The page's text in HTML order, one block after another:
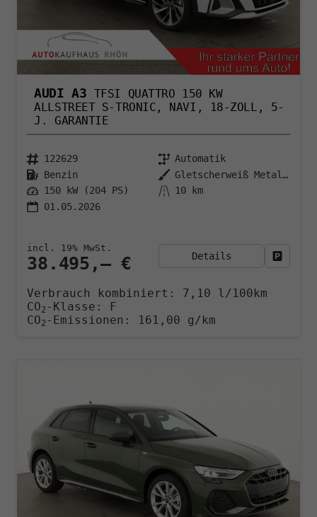
AUDI A3 TFSI QUATTRO 150 KW
ALLSTREET S-TRONIC, NAVI, 18-ZOLL, 5-
J. GARANTIE
122629
Automatik
Benzin
Gletscherweiß Metallic
150 kW (204 PS)
10 km
01.05.2026
38.495,– €
incl. 19% MwSt.
Details
Verbrauch kombiniert: 7,10 l/100km
CO2 -Klasse:
F
CO2 -Emissionen: 161,00 g/km